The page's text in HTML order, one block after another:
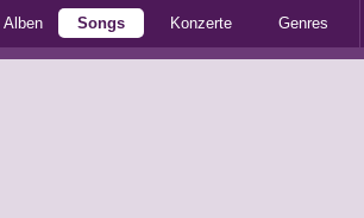
Alben Songs Konzerte Genres